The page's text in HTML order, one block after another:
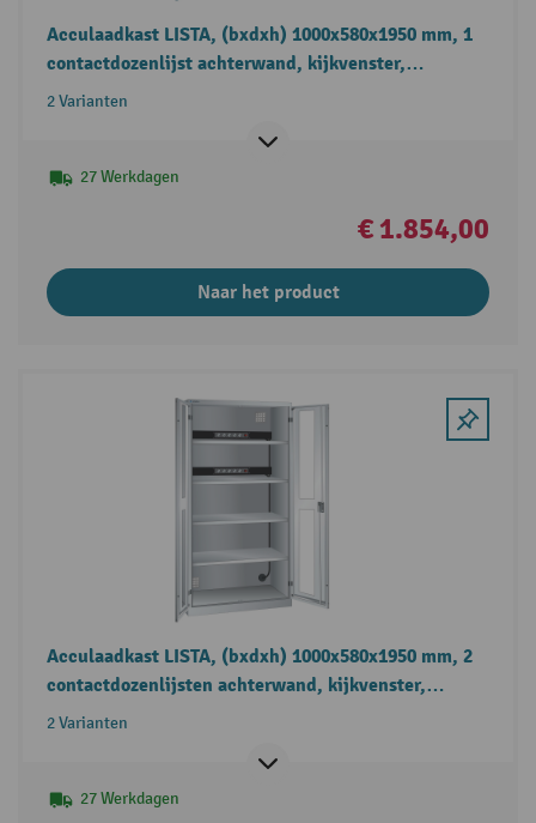
Acculaadkast LISTA, (bxdxh) 1000x580x1950 mm, 1
contactdozenlijst achterwand, kijkvenster,
lichtblauw
2 Varianten
27 Werkdagen
€ 1.854,00
Naar het product
Acculaadkast LISTA, (bxdxh) 1000x580x1950 mm, 2
contactdozenlijsten achterwand, kijkvenster,
lichtgrijs
2 Varianten
27 Werkdagen